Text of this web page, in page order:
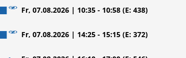
Fr, 07.08.2026 | 10:35 - 10:58 (E: 438)
Fr, 07.08.2026 | 14:25 - 15:15 (E: 372)